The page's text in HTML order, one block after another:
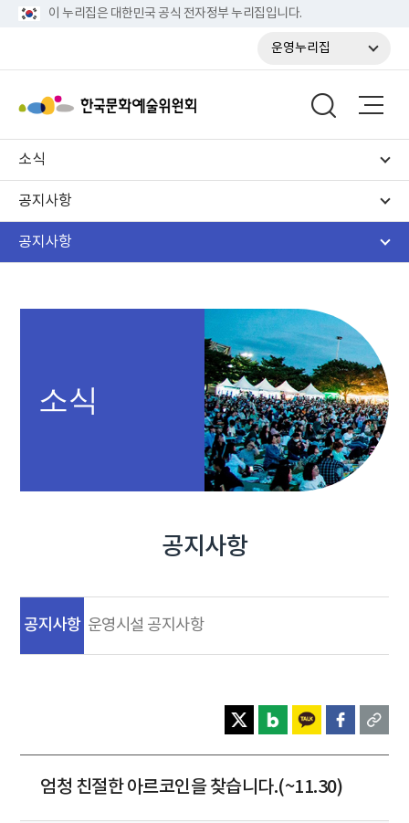
이 누리집은 대한민국 공식 전자정부 누리집입니다.
운영누리집
소식
공지사항
공지사항
소식
공지사항
공지사항 운영시설 공지사항
엄청 친절한 아르코인을 찾습니다.(~11.30)